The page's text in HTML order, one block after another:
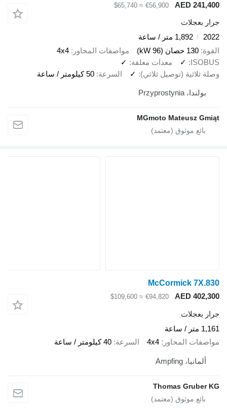
AED 241,400
€56,900
≈ $65,740
جرار بعجلات
2022
1,892 متر / ساعة
القوة 130 حصان (96 kW) مواصفات المحاور
4x4
ISOBUS
✓ معدات معلقة
✓
وصلة ثلاثية (توصيل ثلاثي)
✓ السرعة 50 كيلومتر / ساعة
بولندا، Przyprostynia
MGmoto Mateusz Gmiąt
McCormick 7X.830
AED 402,300
€94,820
≈ $109,600
جرار بعجلات
1,161 متر / ساعة
مواصفات المحاور
4x4 السرعة 40 كيلومتر / ساعة
ألمانيا، Ampfing
Thomas Gruber KG